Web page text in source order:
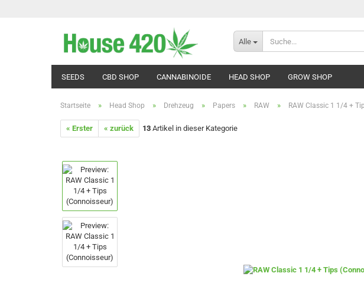
Alle
SEEDS CBD SHOP CANNABINOIDE HEAD SHOP GROW SHOP
Startseite » Head Shop » Drehzeug » Papers » RAW » RAW Classic 1 1/4 +
« Erster « zurück 13 Artikel in dieser Kategorie